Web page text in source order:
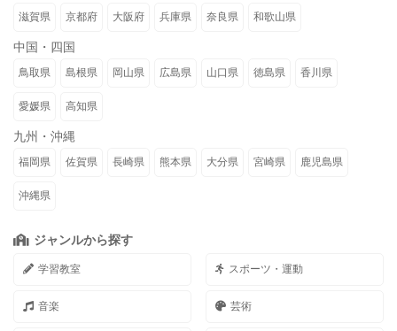
滋賀県 京都府 大阪府 兵庫県 奈良県 和歌山県
中国・四国
鳥取県 島根県 岡山県 広島県 山口県 徳島県 香川県
愛媛県 高知県
九州・沖縄
福岡県 佐賀県 長崎県 熊本県 大分県 宮崎県 鹿児島県
沖縄県
ジャンルから探す
学習教室 スポーツ・運動
音楽 芸術